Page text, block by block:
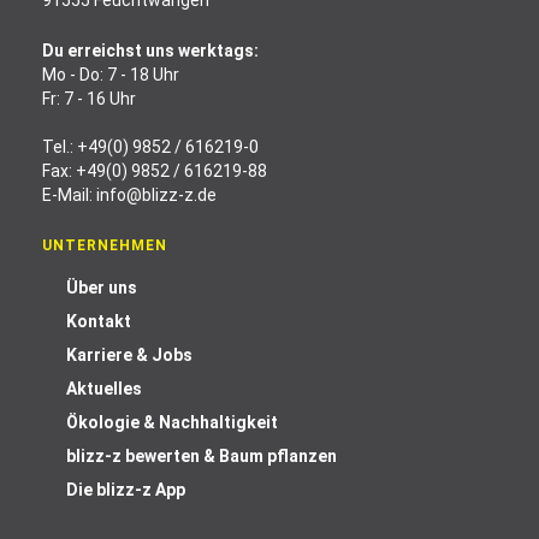
Du erreichst uns werktags:
Mo - Do: 7 - 18 Uhr
Fr: 7 - 16 Uhr
Tel.: +49(0) 9852 / 616219-0
Fax: +49(0) 9852 / 616219-88
E-Mail: info@blizz-z.de
UNTERNEHMEN
Über uns
Kontakt
Karriere & Jobs
Aktuelles
Ökologie & Nachhaltigkeit
blizz-z bewerten & Baum pflanzen
Die blizz-z App